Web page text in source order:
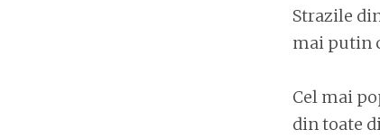
Strazile
mai putin
Cel mai
din toate